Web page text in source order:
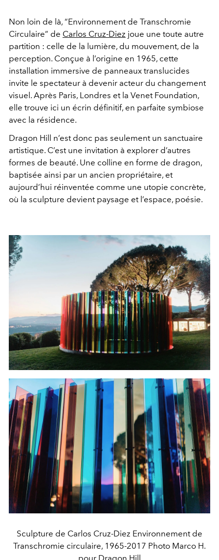
Non loin de là, “Environnement de Transchromie
Circulaire” de Carlos Cruz-Diez joue une toute autre
partition : celle de la lumière, du mouvement, de la
perception. Conçue à l’origine en 1965, cette
installation immersive de panneaux translucides
invite le spectateur à devenir acteur du changement
visuel. Après Paris, Londres et la Venet Foundation,
elle trouve ici un écrin définitif, en parfaite symbiose
avec la résidence.
Dragon Hill n’est donc pas seulement un sanctuaire
artistique. C’est une invitation à explorer d’autres
formes de beauté. Une colline en forme de dragon,
baptisée ainsi par un ancien propriétaire, et
aujourd’hui réinventée comme une utopie concrète,
où la sculpture devient paysage et l’espace, poésie.
Sculpture de Carlos Cruz-Diez Environnement de
Transchromie circulaire, 1965-2017 Photo Marco H.